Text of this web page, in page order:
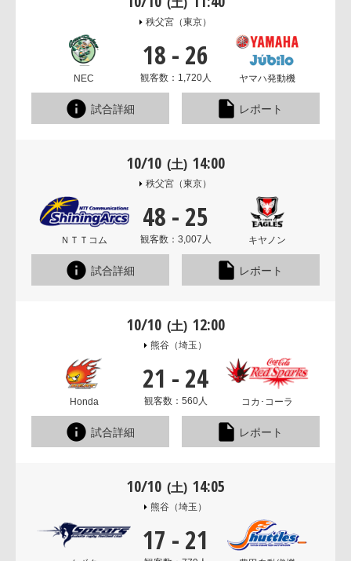
(土)
秩父宮 （東京）
NEC
18 - 26
観客数：1,720人 ヤマハ発動機
試合詳細 レポート
10/10 (土) 14:00
秩父宮 （東京）
ＮＴＴコム
48 - 25
観客数：3,007人 キヤノン
試合詳細 レポート
10/10 (土) 12:00
熊谷 （埼玉）
Honda
21 - 24
観客数：560人 コカ･コーラ
試合詳細 レポート
10/10 (土) 14:05
熊谷 （埼玉）
17 - 21